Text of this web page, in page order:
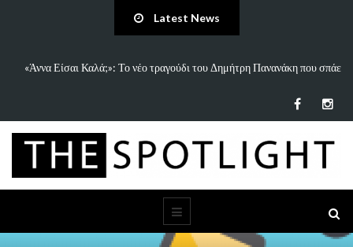
Latest News
σπάει
5 Ιδέες & Βιβλία για ένα Δημιουργικό Καλοκαίρι Χωρίς Οθόνες